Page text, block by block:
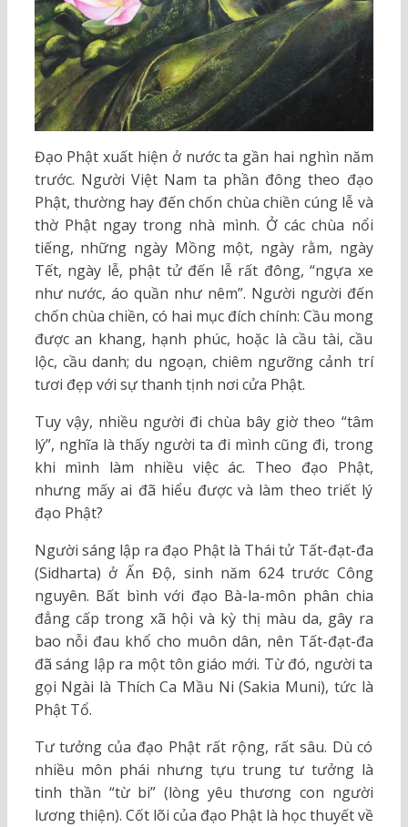
Đạo Phật xuất hiện ở nước ta gần hai nghìn năm
trước. Người Việt Nam ta phần đông theo đạo
Phật, thường hay đến chốn chùa chiền cúng lễ và
thờ Phật ngay trong nhà mình. Ở các chùa nổi
tiếng, những ngày Mồng một, ngày rằm, ngày
Tết, ngày lễ, phật tử đến lễ rất đông, “ngựa xe
như nước, áo quần như nêm”. Người người đến
chốn chùa chiền, có hai mục đích chính: Cầu mong
được an khang, hạnh phúc, hoặc là cầu tài, cầu
lộc, cầu danh; du ngoạn, chiêm ngưỡng cảnh trí
tươi đẹp với sự thanh tịnh nơi cửa Phật.
Tuy vậy, nhiều người đi chùa bây giờ theo “tâm
lý”, nghĩa là thấy người ta đi mình cũng đi, trong
khi mình làm nhiều việc ác. Theo đạo Phật,
nhưng mấy ai đã hiểu được và làm theo triết lý
đạo Phật?
Người sáng lập ra đạo Phật là Thái tử Tất-đạt-đa
(Sidharta) ở Ấn Độ, sinh năm 624 trước Công
nguyên. Bất bình với đạo Bà-la-môn phân chia
đẳng cấp trong xã hội và kỳ thị màu da, gây ra
bao nỗi đau khổ cho muôn dân, nên Tất-đạt-đa
đã sáng lập ra một tôn giáo mới. Từ đó, người ta
gọi Ngài là Thích Ca Mầu Ni (Sakia Muni), tức là
Phật Tổ.
Tư tưởng của đạo Phật rất rộng, rất sâu. Dù có
nhiều môn phái nhưng tựu trung tư tưởng là
tinh thần “từ bi” (lòng yêu thương con người
lương thiện). Cốt lõi của đạo Phật là học thuyết về